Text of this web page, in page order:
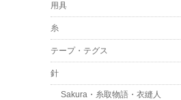
用具
糸
テープ・テグス
針
Sakura・糸取物語・衣縫人